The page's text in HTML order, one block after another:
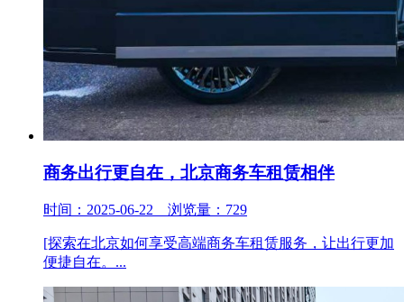
商务出行更自在，北京商务车租赁相伴
时间：2025-06-22 浏览量：729
[探索在北京如何享受高端商务车租赁服务，让出行更加
便捷自在。...